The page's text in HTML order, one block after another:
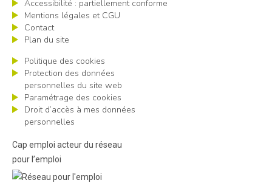
Accessibilité : partiellement conforme
Mentions légales et CGU
Contact
Plan du site
Politique des cookies
Protection des données
personnelles du site web
Paramétrage des cookies
Droit d’accès à mes données
personnelles
Cap emploi acteur du réseau
pour l’emploi